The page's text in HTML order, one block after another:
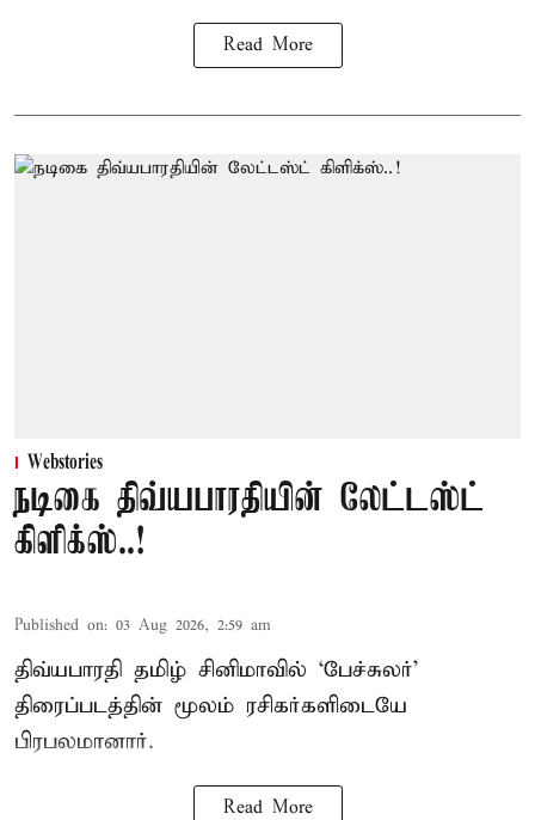
Read More
Webstories
நடிகை திவ்யபாரதியின் லேட்டஸ்ட்
கிளிக்ஸ்..!
Published on: 03 Aug 2026, 2:59 am
திவ்யபாரதி தமிழ் சினிமாவில் ‘பேச்சுலர்’
திரைப்படத்தின் மூலம் ரசிகர்களிடையே
பிரபலமானார்.
Read More